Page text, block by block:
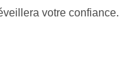
votre confiance.